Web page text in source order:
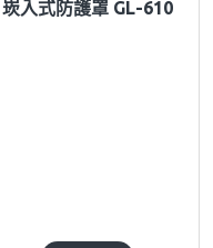
崁入式防護罩 GL-610